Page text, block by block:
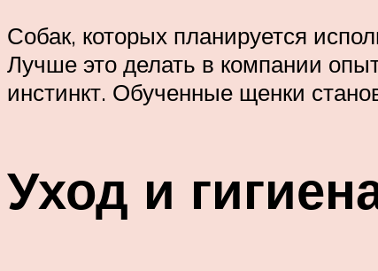
Собак, которых планируется
Лучше это делать в компании
инстинкт. Обученные щенки
Уход и